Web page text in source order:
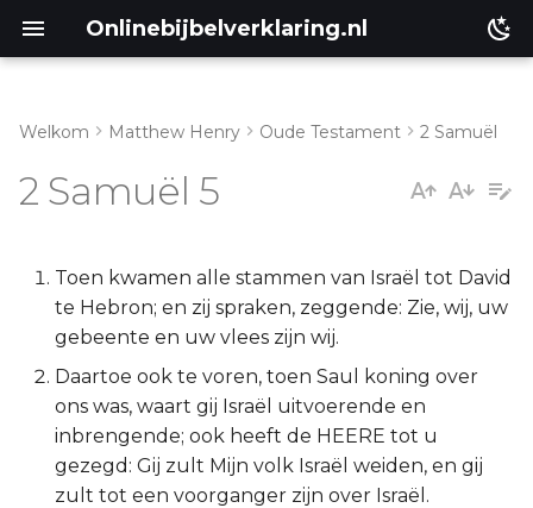
Onlinebijbelverklaring.nl
2 Samuël 5:6-10
2 Samuël 5:11-16
Lukas
Johannes
Welkom Matthew Henry Oude Testament 2 Samuël
2 Samuël 5
Toen kwamen alle stammen van Israël tot David
te Hebron; en zij spraken, zeggende: Zie, wij, uw
gebeente en uw vlees zijn wij.
Daartoe ook te voren, toen Saul koning over
ons was, waart gij Israël uitvoerende en
inbrengende; ook heeft de HEERE tot u
gezegd: Gij zult Mijn volk Israël weiden, en gij
zult tot een voorganger zijn over Israël.